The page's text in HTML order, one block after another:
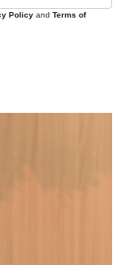
Policy and Terms of